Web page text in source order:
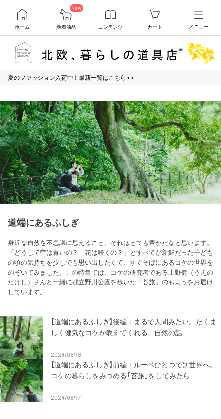
ホーム
New
新着商品 コンテンツ カート メニュー
夏のファッション入荷中！最新一覧はこちら>>
道端にあるふしぎ
身近な自然を不思議に思えること。それはとても豊かだなと思います。
「どうして空は青いの？ 花は咲くの？」とすべてが新鮮だった子ども
の頃の気持ちを少しでも思い出したくて、すぐそばにあるコケの世界を
のぞいてみました。この特集では、コケの研究者である上野健（うえの
たけし）さんと一緒に都立野川公園を歩いた「苔旅」のもようをお届け
しています。
【道端にあるふしぎ】後編：まるで人間みたい。たくま
しく健気なコケが教えてくれる、自然の話
2024/06/18
【道端にあるふしぎ】前編：ルーペひとつで別世界へ。
コケの暮らしをみつめる「苔旅」をしてみたら
2024/06/17